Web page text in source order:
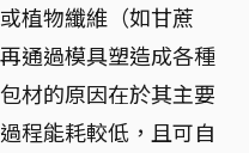
植物纖維（如甘蔗
通過模具塑造成各種
材的原因在於其主要
程能耗較低，且可自